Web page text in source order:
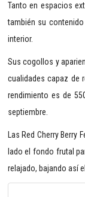
Tanto en espacios
también su
interior.
Sus cogollos y
cualidades capaz de
rendimiento es de
septiembre.
Las Red Cherry
lado el fondo frutal
relajado, bajando así